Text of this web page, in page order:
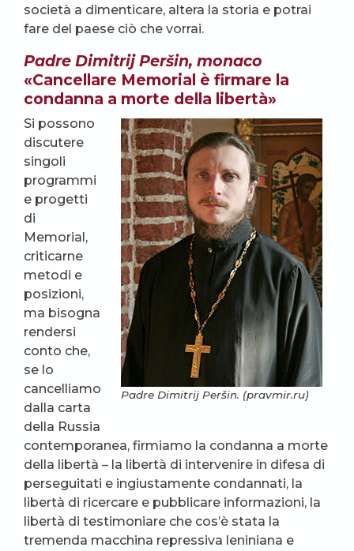
società a dimenticare, altera la storia e potrai
fare del paese ciò che vorrai.
Padre Dimitrij Peršin, monaco
«Cancellare Memorial è firmare la
condanna a morte della libertà»
Padre Dimitrij Peršin. (pravmir.ru)
Si possono
discutere
singoli
programmi
e progetti
di
Memorial,
criticarne
metodi e
posizioni,
ma bisogna
rendersi
conto che,
se lo
cancelliamo
dalla carta
della Russia
contemporanea, firmiamo la condanna a morte
della libertà – la libertà di intervenire in difesa di
perseguitati e ingiustamente condannati, la
libertà di ricercare e pubblicare informazioni, la
libertà di testimoniare che cos’è stata la
tremenda macchina repressiva leniniana e